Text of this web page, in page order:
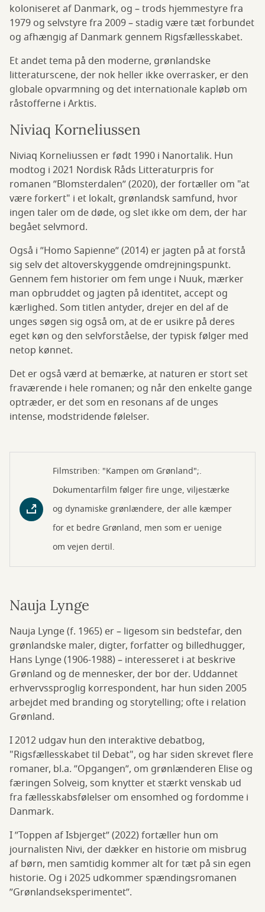
koloniseret af Danmark, og – trods hjemmestyre fra
1979 og selvstyre fra 2009 – stadig være tæt forbundet
og afhængig af Danmark gennem Rigsfællesskabet.
Et andet tema på den moderne, grønlandske
litteraturscene, der nok heller ikke overrasker, er den
globale opvarmning og det internationale kapløb om
råstofferne i Arktis.
Niviaq Korneliussen
Niviaq Korneliussen er født 1990 i Nanortalik. Hun
modtog i 2021 Nordisk Råds Litteraturpris for
romanen ”Blomsterdalen” (2020), der fortæller om "at
være forkert" i et lokalt, grønlandsk samfund, hvor
ingen taler om de døde, og slet ikke om dem, der har
begået selvmord.
Også i ”Homo Sapienne” (2014) er jagten på at forstå
sig selv det altoverskyggende omdrejningspunkt.
Gennem fem historier om fem unge i Nuuk, mærker
man opbruddet og jagten på identitet, accept og
kærlighed. Som titlen antyder, drejer en del af de
unges søgen sig også om, at de er usikre på deres
eget køn og den selvforståelse, der typisk følger med
netop kønnet.
Det er også værd at bemærke, at naturen er stort set
fraværende i hele romanen; og når den enkelte gange
optræder, er det som en resonans af de unges
intense, modstridende følelser.
Filmstriben: "Kampen om Grønland";.
Dokumentarfilm følger fire unge, viljestærke
og dynamiske grønlændere, der alle kæmper
for et bedre Grønland, men som er uenige
om vejen dertil.
Nauja Lynge
Nauja Lynge (f. 1965) er – ligesom sin bedstefar, den
grønlandske maler, digter, forfatter og billedhugger,
Hans Lynge (1906-1988) – interesseret i at beskrive
Grønland og de mennesker, der bor der. Uddannet
erhvervssproglig korrespondent, har hun siden 2005
arbejdet med branding og storytelling; ofte i relation
Grønland.
I 2012 udgav hun den interaktive debatbog,
"Rigsfællesskabet til Debat", og har siden skrevet flere
romaner, bl.a. ”Opgangen”, om grønlænderen Elise og
færingen Solveig, som knytter et stærkt venskab ud
fra fællesskabsfølelser om ensomhed og fordomme i
Danmark.
I ”Toppen af Isbjerget” (2022) fortæller hun om
journalisten Nivi, der dækker en historie om misbrug
af børn, men samtidig kommer alt for tæt på sin egen
historie. Og i 2025 udkommer spændingsromanen
”Grønlandseksperimentet”.